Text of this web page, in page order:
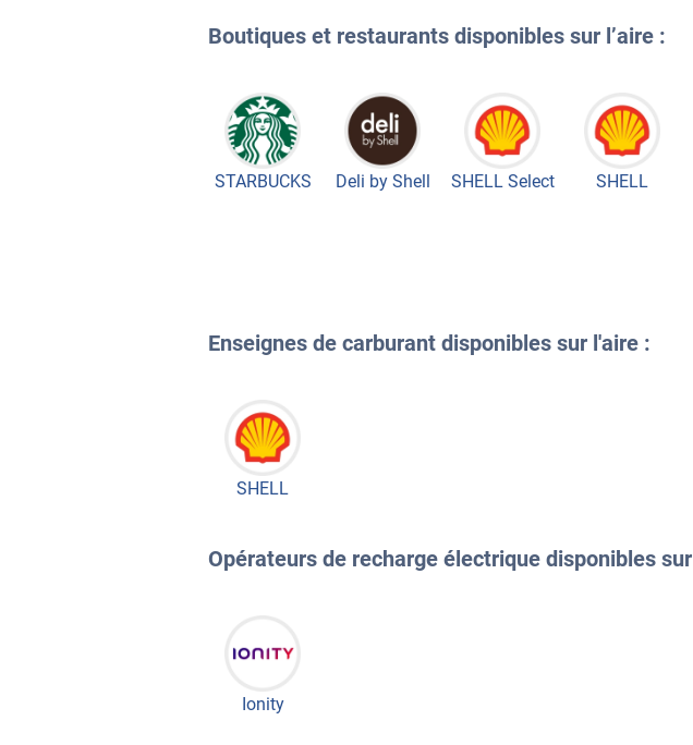
Boutiques et restaurants disponibles sur l’aire :
STARBUCKS Deli by Shell SHELL Select SHELL
Enseignes de carburant disponibles sur l'aire :
SHELL
Opérateurs de recharge électrique disponibles
Ionity